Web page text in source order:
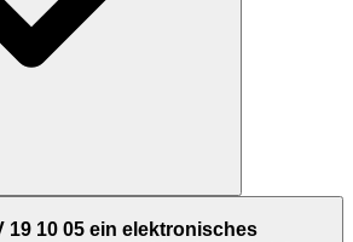
19 10 05 ein elektronisches